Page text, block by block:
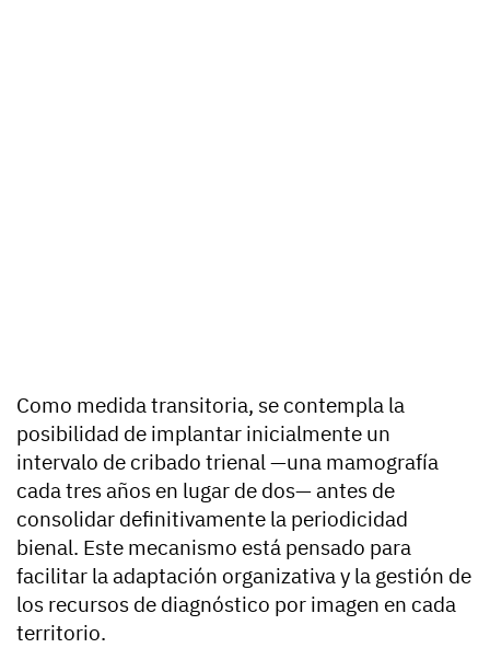
Como medida transitoria, se contempla la
posibilidad de implantar inicialmente un
intervalo de cribado trienal —una mamografía
cada tres años en lugar de dos— antes de
consolidar definitivamente la periodicidad
bienal. Este mecanismo está pensado para
facilitar la adaptación organizativa y la gestión de
los recursos de diagnóstico por imagen en cada
territorio.